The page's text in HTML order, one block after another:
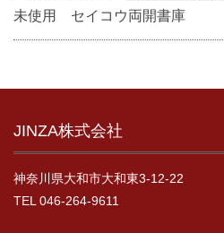
未使用 セイコウ両開書庫
JINZA株式会社
神奈川県大和市大和東3-12-22
TEL 046-264-9611